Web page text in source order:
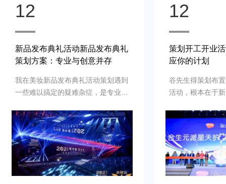
12
新品发布典礼活动新品发布典礼
策划方案：专业与创意并存
我在美妆新品发布典礼活动策划遇到
一些难以搞定的疑难杂症，是专业新
助我完成，而且也是设计构想有创
意，重点考虑设计安排，整个美妆新
品发布典礼活动策划完美对应，下次
有需要还会选择乐野策划。
12
策划开工开业
应你的计划
谷先生得策划布
活动，根本在于
并营造良好的品
到：增加曝光度
体，提高知名度
销售。可是鉴于
资源进行大规模
业的策划和执行